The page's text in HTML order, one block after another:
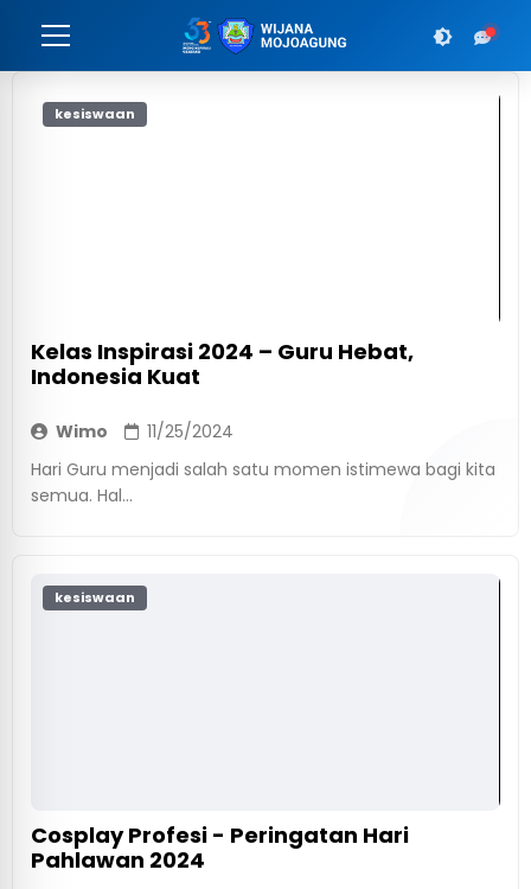
kesiswaan
Kelas Inspirasi 2024 – Guru Hebat,
Indonesia Kuat
Wimo
11/25/2024
Hari Guru menjadi salah satu momen istimewa bagi kita
semua. Hal...
kesiswaan
Cosplay Profesi - Peringatan Hari
Pahlawan 2024